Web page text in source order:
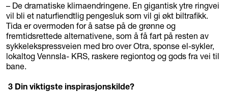
– De dramatiske klimaendringene. En gigantisk ytre ringvei
vil bli et naturfiendtlig pengesluk som vil gi økt biltrafikk.
Tida er overmoden for å satse på de grønne og
fremtidsrettede alternativene, som å få fart på resten av
sykkelekspressveien med bro over Otra, sponse el-sykler,
lokaltog Vennsla- KRS, raskere regiontog og gods fra vei til
bane.
3 Din viktigste inspirasjonskilde?